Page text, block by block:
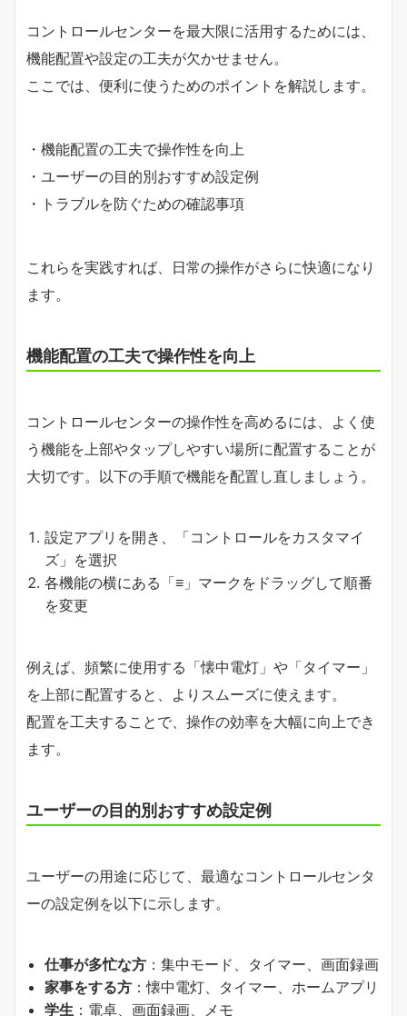
コントロールセンターを最大限に活用するためには、
機能配置や設定の工夫が欠かせません。
ここでは、便利に使うためのポイントを解説します。
・機能配置の工夫で操作性を向上
・ユーザーの目的別おすすめ設定例
・トラブルを防ぐための確認事項
これらを実践すれば、日常の操作がさらに快適になり
ます。
機能配置の工夫で操作性を向上
コントロールセンターの操作性を高めるには、よく使
う機能を上部やタップしやすい場所に配置することが
大切です。以下の手順で機能を配置し直しましょう。
設定アプリを開き、「コントロールをカスタマイ
ズ」を選択
各機能の横にある「≡」マークをドラッグして順番
を変更
例えば、頻繁に使用する「懐中電灯」や「タイマー」
を上部に配置すると、よりスムーズに使えます。
配置を工夫することで、操作の効率を大幅に向上でき
ます。
ユーザーの目的別おすすめ設定例
ユーザーの用途に応じて、最適なコントロールセンタ
ーの設定例を以下に示します。
仕事が多忙な方 ：集中モード、タイマー、画面録画
家事をする方 ：懐中電灯、タイマー、ホームアプリ
学生 ：電卓、画面録画、メモ